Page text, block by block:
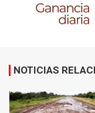
NOTICIAS